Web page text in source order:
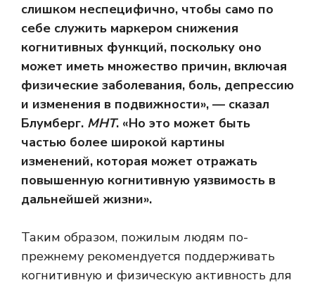
слишком неспецифично, чтобы само по
себе служить маркером снижения
когнитивных функций, поскольку оно
может иметь множество причин, включая
физические заболевания, боль, депрессию
и изменения в подвижности», — сказал
Блумберг. МНТ. «Но это может быть
частью более широкой картины
изменений, которая может отражать
повышенную когнитивную уязвимость в
дальнейшей жизни».
Таким образом, пожилым людям по-
прежнему рекомендуется поддерживать
когнитивную и физическую активность для